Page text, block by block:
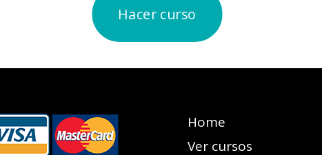
Hacer curso
Home
Ver cursos